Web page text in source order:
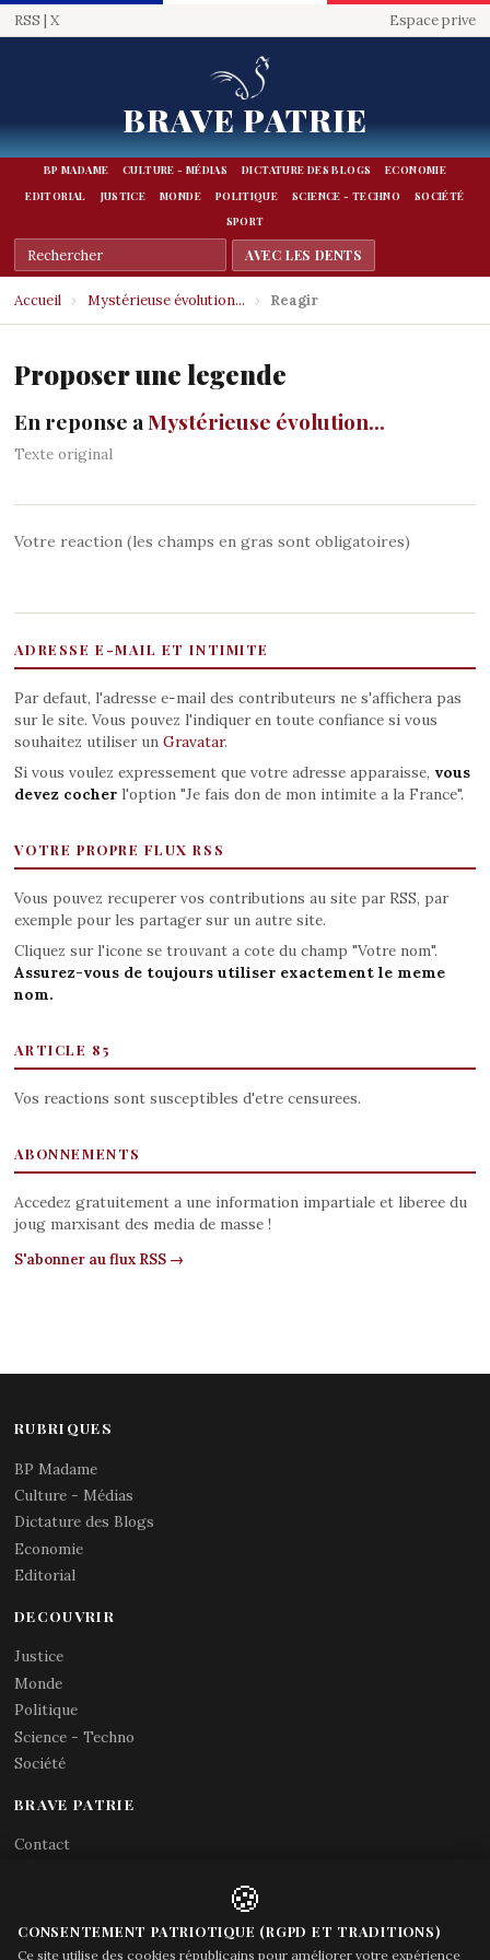
RSS | X Espace prive
BRAVE PATRIE
BP MADAME CULTURE - MÉDIAS DICTATURE DES BLOGS
ECONOMIE
EDITORIAL
JUSTICE MONDE POLITIQUE SCIENCE - TECHNO
SOCIÉTÉ
SPORT
Accueil › Mystérieuse évolution... › Reagir
Proposer une legende
En reponse aMystérieuse évolution...
Texte original
Votre reaction (les champs en gras sont obligatoires)
ADRESSE E-MAIL ET INTIMITE
Par defaut, l'adresse e-mail des contributeurs ne s'affichera pas
sur le site. Vous pouvez l'indiquer en toute confiance si vous
souhaitez utiliser un Gravatar.
Si vous voulez expressement que votre adresse apparaisse, vous
devez cocherl'option "Je fais don de mon intimite a la France".
VOTRE PROPRE FLUX RSS
Vous pouvez recuperer vos contributions au site par RSS, par
exemple pour les partager sur un autre site.
Cliquez sur l'icone se trouvant a cote du champ "Votre nom".
Assurez-vous de toujours utiliser exactement le meme
nom.
ARTICLE 85
Vos reactions sont susceptibles d'etre censurees.
ABONNEMENTS
Accedez gratuitement a une information impartiale et liberee du
joug marxisant des media de masse !
S'abonner au flux RSS →
RUBRIQUES
BP Madame
Culture - Médias
Dictature des Blogs
Economie
Editorial
DECOUVRIR
Justice
Monde
Politique
Science - Techno
Société
BRAVE PATRIE
Contact
Acces gouvernement
🍪
CONSENTEMENT PATRIOTIQUE (RGPD ET TRADITIONS)
Ce site utilise des cookies républicains pour améliorer votre expérience